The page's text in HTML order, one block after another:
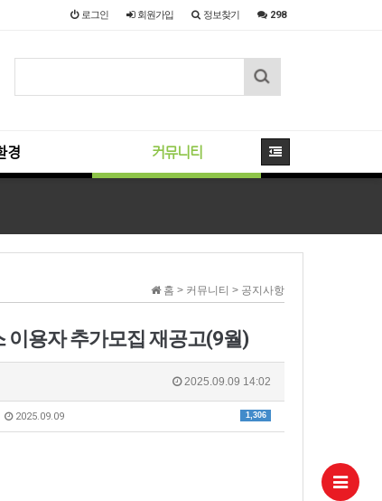
로그인 회원가입 정보찾기 298
경 커뮤니티
홈 > 커뮤니티 > 공지사항
이용자 추가모집 재공고(9월)
2025.09.09 14:02
1,306
2025.09.09